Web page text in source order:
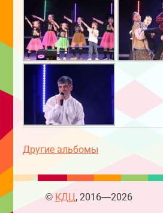
Другие альбомы
© КДЦ, 2016—2026